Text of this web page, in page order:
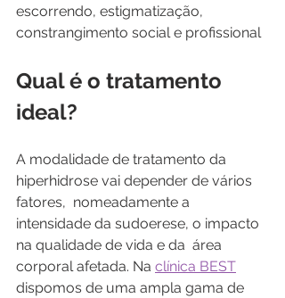
escorrendo, estigmatização,
constrangimento social e profissional
Qual é o tratamento
ideal?
A modalidade de tratamento da
hiperhidrose vai depender de vários
fatores,  nomeadamente a
intensidade da sudoerese, o impacto
na qualidade de vida e da  área
corporal afetada. Na clínica BEST
dispomos de uma ampla gama de